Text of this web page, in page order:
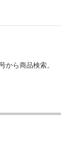
から商品検索。